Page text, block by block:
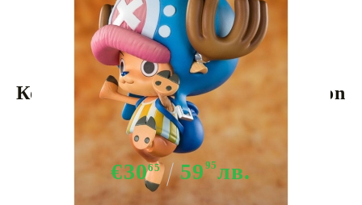
One Piece FiguartsZERO
Колекционерска Фигурка - Cotton
Candy Lover Chopper
€3065 59 95лв.